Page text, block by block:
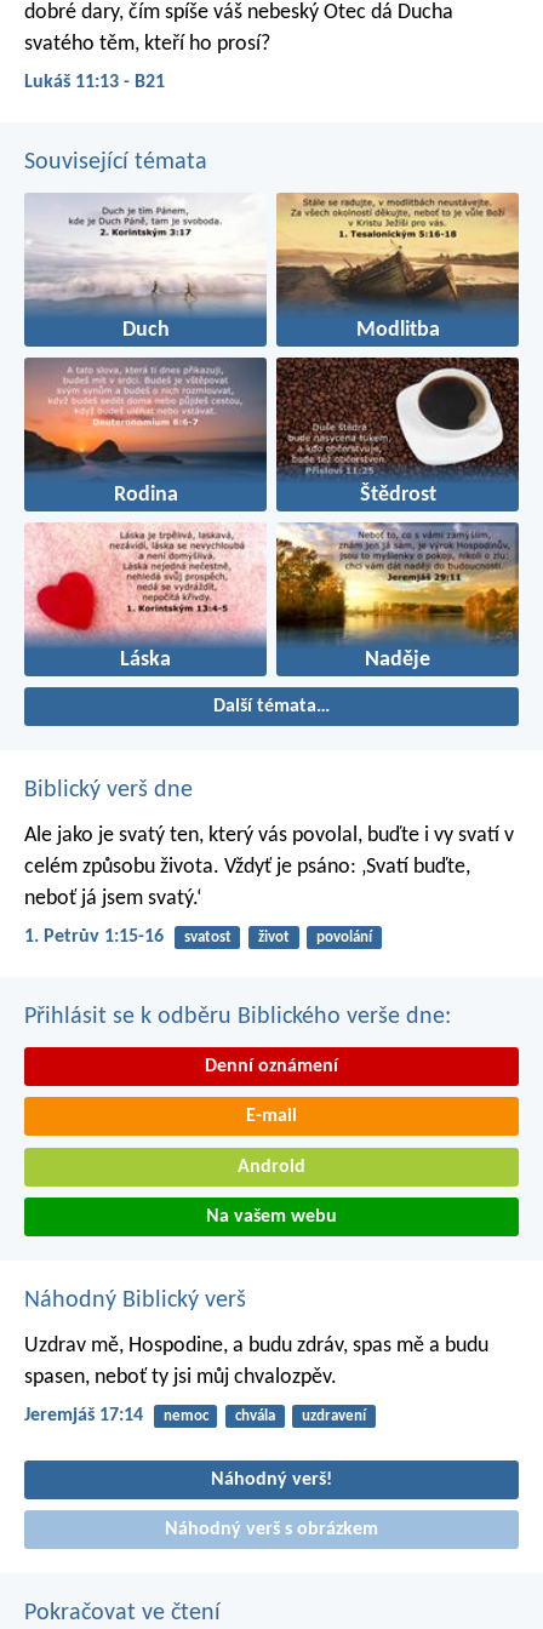
dobré dary, čím spíše váš nebeský Otec dá Ducha
svatého těm, kteří ho prosí?
Lukáš 11:13 - B21
Související témata
Duch Modlitba
Rodina Štědrost
Láska Naděje
Další témata…
Biblický verš dne
Ale jako je svatý ten, který vás povolal, buďte i vy svatí v
celém způsobu života. Vždyť je psáno: ‚Svatí buďte,
neboť já jsem svatý.‘
1. Petrův 1:15-16 svatost život povolání
Přihlásit se k odběru Biblického verše dne:
Denní oznámení
E-mail
Android
Na vašem webu
Náhodný Biblický verš
Uzdrav mě, Hospodine, a budu zdráv, spas mě a budu
spasen, neboť ty jsi můj chvalozpěv.
Jeremjáš 17:14 nemoc chvála uzdravení
Náhodný verš!
Náhodný verš s obrázkem
Pokračovat ve čtení